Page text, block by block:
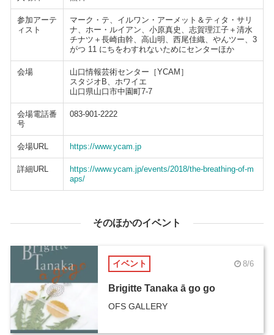
参加アーテ
ィスト
マーク・テ、イルワン・アーメット＆ティタ・サリ
ナ、ホー・ルイアン、小原真史、志賀理江子＋清水
チナツ＋長崎由幹、高山明、西尾佳織、やんツー、3
がつ 11 にちをわすれないためにセンターほか
会場
山口情報芸術センター［YCAM］
スタジオB、ホワイエ
山口県山口市中園町7-7
会場電話番
号
083-901-2222
会場URL https://www.ycam.jp
詳細URL
https://www.ycam.jp/events/2018/the-breathing-of-m
aps/
そのほかのイベント
イベント 8/6
Brigitte Tanaka ā go go
OFS GALLERY